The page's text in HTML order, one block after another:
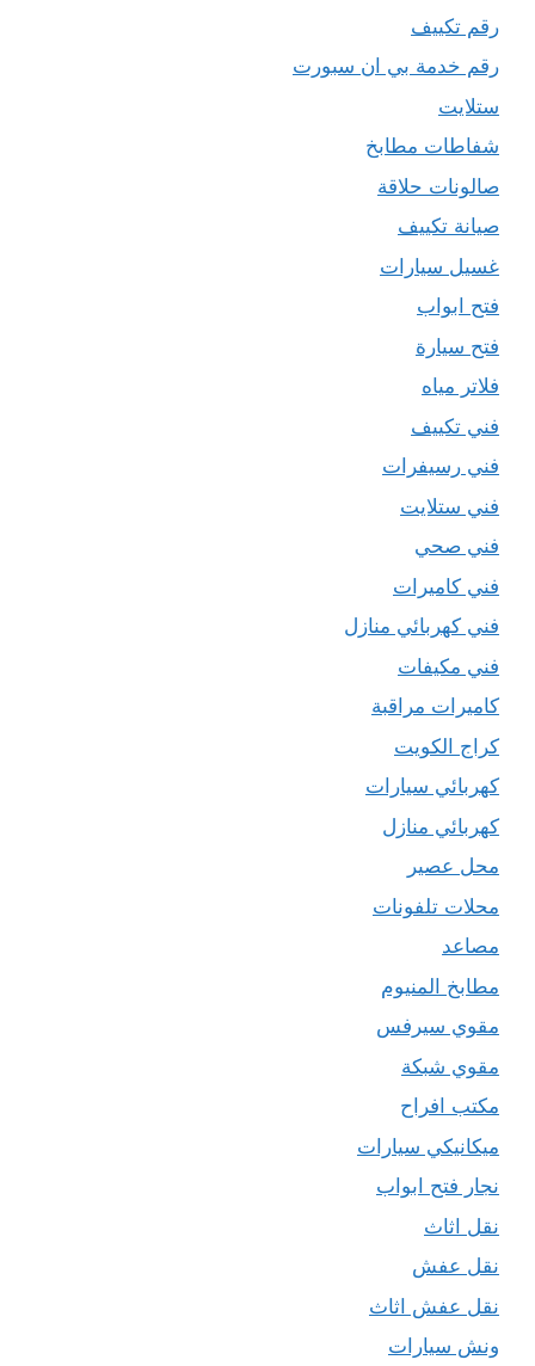
رقم تكييف
رقم خدمة بي ان سبورت
ستلايت
شفاطات مطابخ
صالونات حلاقة
صيانة تكييف
غسيل سيارات
فتح ابواب
فتح سيارة
فلاتر مياه
فني تكييف
فني رسيفرات
فني ستلايت
فني صحي
فني كاميرات
فني كهربائي منازل
فني مكيفات
كاميرات مراقبة
كراج الكويت
كهربائي سيارات
كهربائي منازل
محل عصير
محلات تلفونات
مصاعد
مطابخ المنيوم
مقوي سيرفس
مقوي شبكة
مكتب افراح
ميكانيكي سيارات
نجار فتح ابواب
نقل اثاث
نقل عفش
نقل عفش اثاث
ونش سيارات